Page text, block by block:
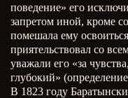
поведение» его
запретом иной, кроме
помешала ему
приятельствовал со
уважали его «за
глубокий»
В 1823 году